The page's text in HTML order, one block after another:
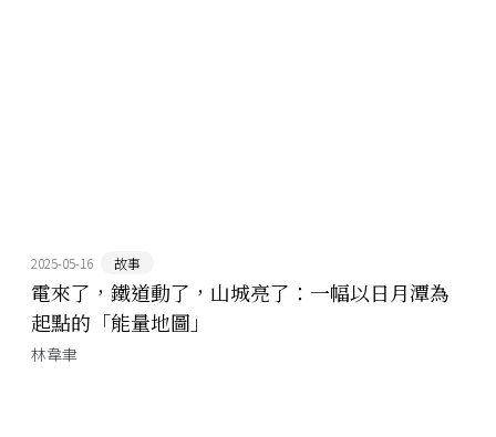
2025-05-16 故事
電來了，鐵道動了，山城亮了：一幅以日月潭為
起點的「能量地圖」
林韋聿